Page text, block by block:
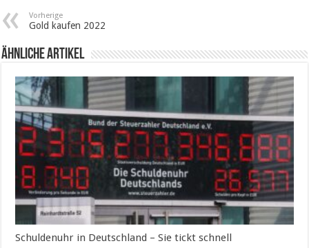
Vorherige
Gold kaufen 2022
Ähnliche Artikel
Schuldenuhr in Deutschland – Sie tickt schnell